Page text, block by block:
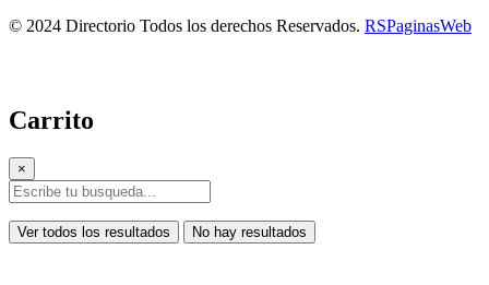
© 2024 Directorio Todos los derechos Reservados. RSPaginasWeb
Carrito
×
Ver todos los resultados No hay resultados